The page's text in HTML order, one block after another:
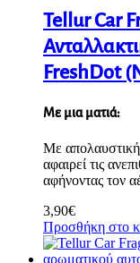
Tellur Car
FreshDot
Με μια ματιά:
Με
αφαιρεί τις
αφήνοντας τον
3,90€
Προσθήκη στο